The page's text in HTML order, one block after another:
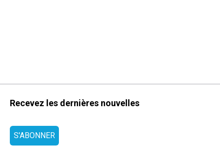
Recevez les dernières nouvelles